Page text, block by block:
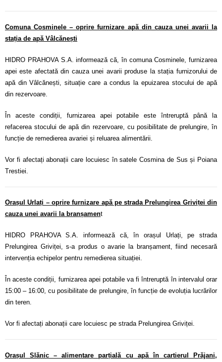
Comuna Cosminele – oprire furnizare apă din cauza unei avarii la
stația de apă Vâlcănești
HIDRO PRAHOVA S.A. informează că, în comuna Cosminele, furnizarea
apei este afectată din cauza unei avarii produse la stația furnizorului de
apă din Vâlcănești, situație care a condus la epuizarea stocului de apă
din rezervoare.
În aceste condiții, furnizarea apei potabile este întreruptă până la
refacerea stocului de apă din rezervoare, cu posibilitate de prelungire, în
funcție de remedierea avariei și reluarea alimentării.
Vor fi afectați abonații care locuiesc în satele Cosmina de Sus și Poiana
Trestiei.
Orașul Urlați – oprire furnizare apă pe strada Prelungirea Griviței din
cauza unei avarii la branșament
HIDRO PRAHOVA S.A. informează că, în orașul Urlați, pe strada
Prelungirea Griviței, s-a produs o avarie la branșament, fiind necesară
intervenția echipelor pentru remedierea situației.
În aceste condiții, furnizarea apei potabile va fi întreruptă în intervalul orar
15:00 – 16:00, cu posibilitate de prelungire, în funcție de evoluția lucrărilor
din teren.
Vor fi afectați abonații care locuiesc pe strada Prelungirea Griviței.
Orașul Slănic – alimentare parțială cu apă în cartierul Prăjani,